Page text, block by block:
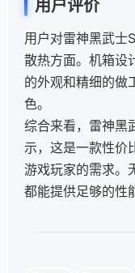
用户评价
用户对雷神黑武士
散热方面。机箱设
的外观和精细的做
色。
综合来看，雷神黑
示，这是一款性价
游戏玩家的需求。
都能提供足够的性